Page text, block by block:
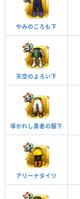
やみのころも下
天空のよろい下
導かれし勇者の服下
アリーナタイツ